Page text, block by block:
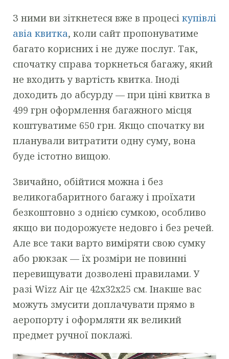
З ними ви зіткнетеся вже в процесі купівлі
авіа квитка, коли сайт пропонуватиме
багато корисних і не дуже послуг. Так,
спочатку справа торкнеться багажу, який
не входить у вартість квитка. Іноді
доходить до абсурду — при ціні квитка в
499 грн оформлення багажного місця
коштуватиме 650 грн. Якщо спочатку ви
планували витратити одну суму, вона
буде істотно вищою.
Звичайно, обійтися можна і без
великогабаритного багажу і проїхати
безкоштовно з однією сумкою, особливо
якщо ви подорожуєте недовго і без речей.
Але все таки варто виміряти свою сумку
або рюкзак — їх розміри не повинні
перевищувати дозволені правилами. У
разі Wizz Air це 42x32x25 см. Інакше вас
можуть змусити доплачувати прямо в
аеропорту і оформляти як великий
предмет ручної поклажі.